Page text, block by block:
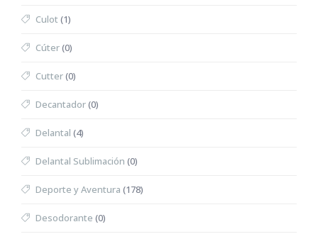
Culot (1)
Cúter(0)
Cutter(0)
Decantador(0)
Delantal (4)
Delantal Sublimación (0)
Deporte y Aventura (178)
Desodorante (0)